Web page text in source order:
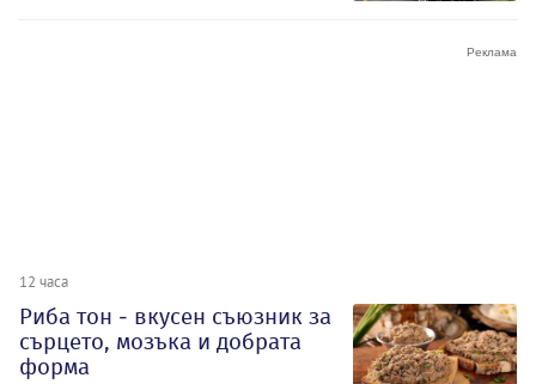
12 часа
Риба тон - вкусен съюзник за
сърцето, мозъка и добрата
форма